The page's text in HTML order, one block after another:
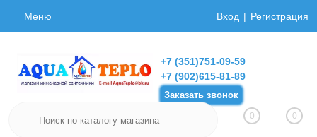
Меню Вход Регистрация
+7 (351)751-09-59
+7 (902)615-81-89
Заказать звонок
0 0